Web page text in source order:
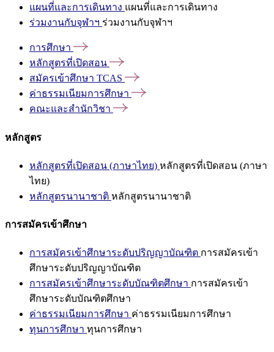
แผนที่และการเดินทาง แผนที่และการเดินทาง
ร่วมงานกับจุฬาฯ ร่วมงานกับจุฬาฯ
การศึกษา
หลักสูตรที่เปิดสอน
สมัครเข้าศึกษา TCAS
ค่าธรรมเนียมการศึกษา
คณะและสำนักวิชา
หลักสูตร
หลักสูตรที่เปิดสอน (ภาษาไทย) หลักสูตรที่เปิดสอน (ภาษา
ไทย)
หลักสูตรนานาชาติ หลักสูตรนานาชาติ
การสมัครเข้าศึกษา
การสมัครเข้าศึกษาระดับปริญญาบัณฑิต การสมัครเข้า
ศึกษาระดับปริญญาบัณฑิต
การสมัครเข้าศึกษาระดับบัณฑิตศึกษา การสมัครเข้า
ศึกษาระดับบัณฑิตศึกษา
ค่าธรรมเนียมการศึกษา ค่าธรรมเนียมการศึกษา
ทุนการศึกษา ทุนการศึกษา